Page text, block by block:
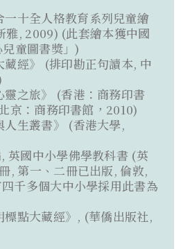
一十全人格教育系列兒童繪
雅, 2009) (此套繪本獲中國
童圖書獎」)
藏經》 (排印勘正句讀本, 中
靈之旅》 (香港：商務印書
京：商務印書館，2010)
人生叢書》 (香港大學,
英國中小學佛學教科書 (英
, 第一、二冊已出版, 倫敦,
千多個大中小學採用此書為
標點大藏經》, (華僑出版社,